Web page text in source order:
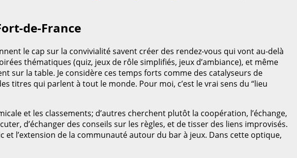
de-France
le cap sur la convivialité savent créer des rendez-vous qui vont au-delà
thématiques (quiz, jeux de rôle simplifiés, jeux d’ambiance), et même
sur la table. Je considère ces temps forts comme des catalyseurs de
titres qui parlent à tout le monde. Pour moi, c’est le vrai sens du “lieu
et les classements; d’autres cherchent plutôt la coopération, l’échange,
d’échanger des conseils sur les règles, et de tisser des liens improvisés.
l’extension de la communauté autour du bar à jeux. Dans cette optique,